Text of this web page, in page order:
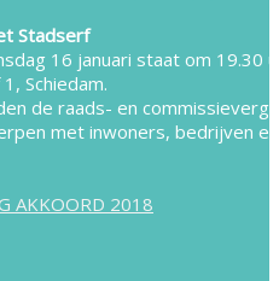
Stadserf
16 januari staat om
Schiedam.
de raads- en
met inwoners, bedrijven
AKKOORD 2018